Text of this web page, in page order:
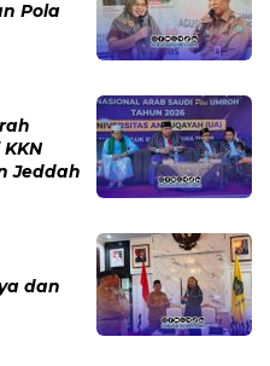
Pola
Jeddah
dan